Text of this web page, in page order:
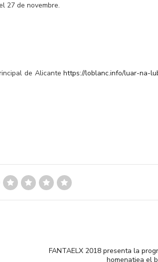
27 de novembre.
de Alicantehttps://loblanc.info/luar-na-
FANTAELX 2018 presenta la
homenatjea el